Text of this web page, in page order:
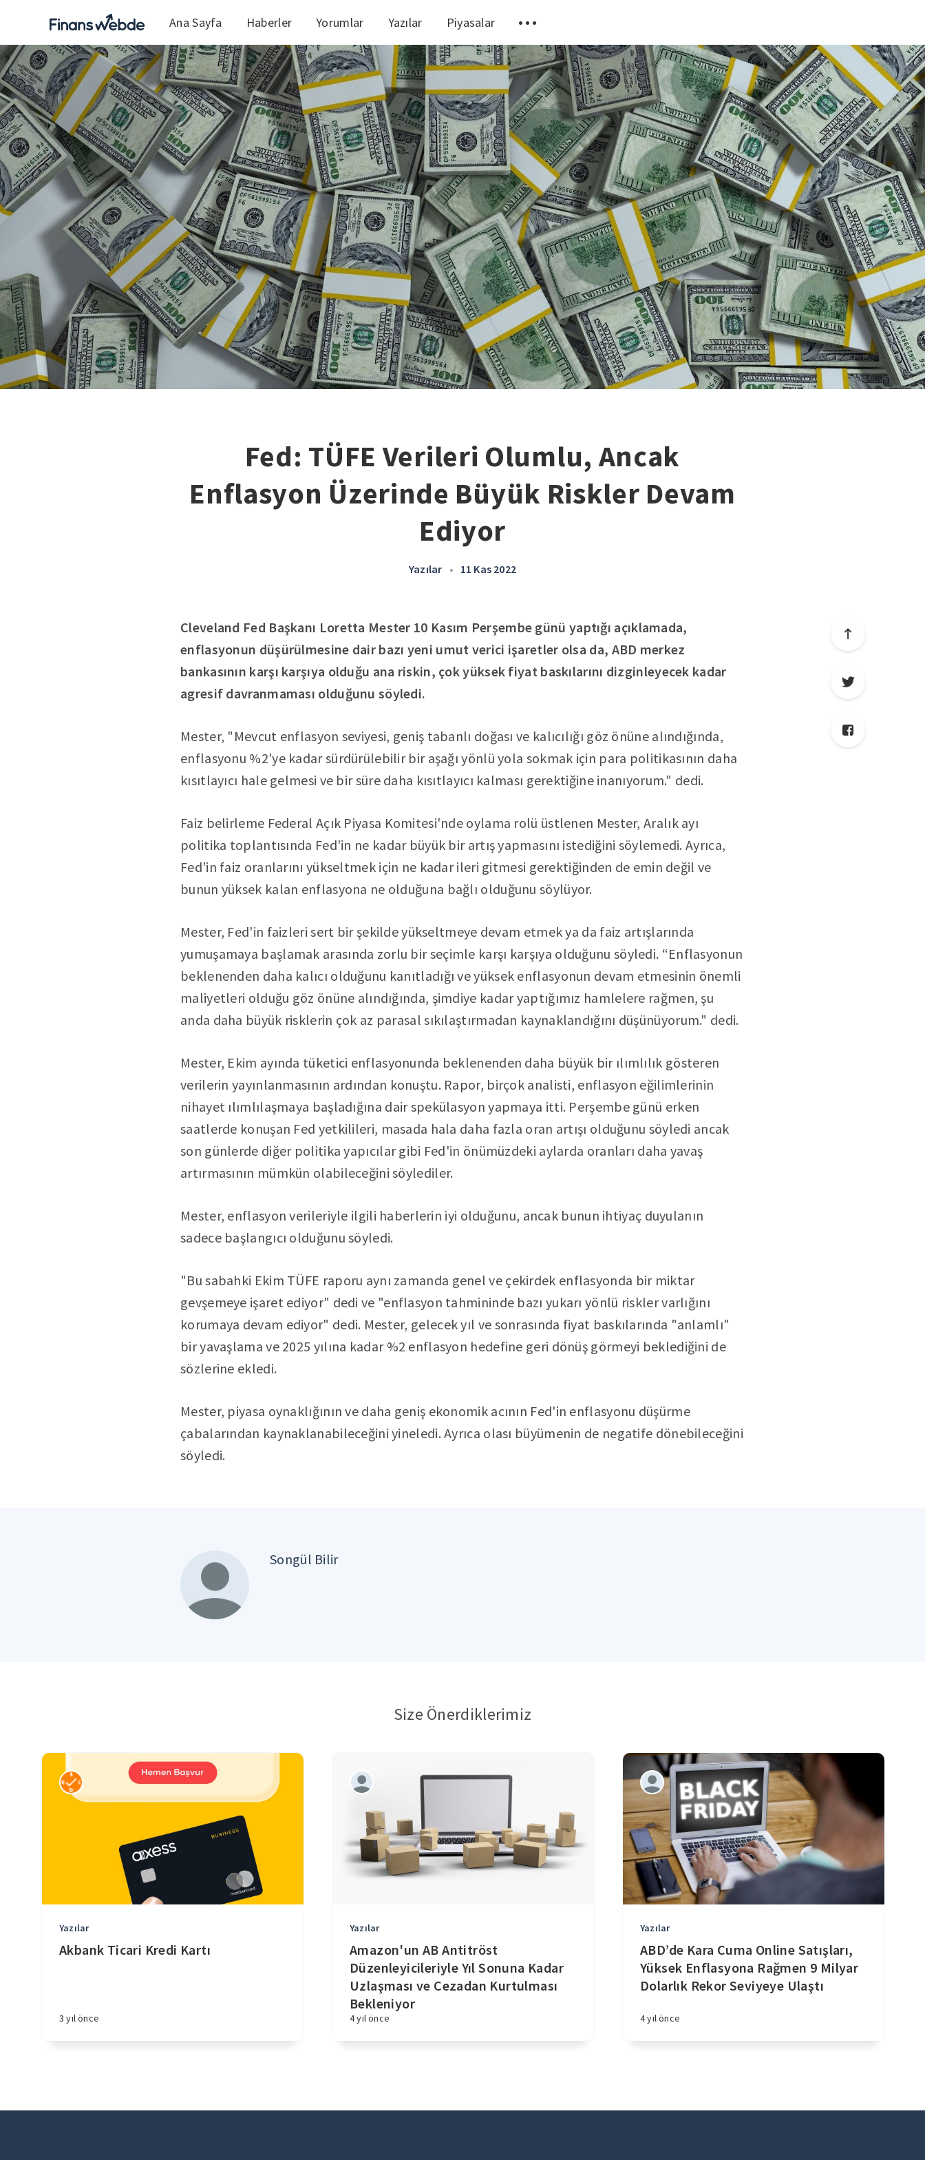
Ana Sayfa Haberler Yorumlar Yazılar Piyasalar
Fed: TÜFE Verileri Olumlu, Ancak
Enflasyon Üzerinde Büyük Riskler Devam
Ediyor
Yazılar • 11 Kas 2022
Cleveland Fed Başkanı Loretta Mester 10 Kasım Perşembe günü yaptığı açıklamada,
enflasyonun düşürülmesine dair bazı yeni umut verici işaretler olsa da, ABD merkez
bankasının karşı karşıya olduğu ana riskin, çok yüksek fiyat baskılarını dizginleyecek kadar
agresif davranmaması olduğunu söyledi.
Mester, "Mevcut enflasyon seviyesi, geniş tabanlı doğası ve kalıcılığı göz önüne alındığında,
enflasyonu %2'ye kadar sürdürülebilir bir aşağı yönlü yola sokmak için para politikasının daha
kısıtlayıcı hale gelmesi ve bir süre daha kısıtlayıcı kalması gerektiğine inanıyorum." dedi.
Faiz belirleme Federal Açık Piyasa Komitesi'nde oylama rolü üstlenen Mester, Aralık ayı
politika toplantısında Fed'in ne kadar büyük bir artış yapmasını istediğini söylemedi. Ayrıca,
Fed'in faiz oranlarını yükseltmek için ne kadar ileri gitmesi gerektiğinden de emin değil ve
bunun yüksek kalan enflasyona ne olduğuna bağlı olduğunu söylüyor.
Mester, Fed'in faizleri sert bir şekilde yükseltmeye devam etmek ya da faiz artışlarında
yumuşamaya başlamak arasında zorlu bir seçimle karşı karşıya olduğunu söyledi. “Enflasyonun
beklenenden daha kalıcı olduğunu kanıtladığı ve yüksek enflasyonun devam etmesinin önemli
maliyetleri olduğu göz önüne alındığında, şimdiye kadar yaptığımız hamlelere rağmen, şu
anda daha büyük risklerin çok az parasal sıkılaştırmadan kaynaklandığını düşünüyorum." dedi.
Mester, Ekim ayında tüketici enflasyonunda beklenenden daha büyük bir ılımlılık gösteren
verilerin yayınlanmasının ardından konuştu. Rapor, birçok analisti, enflasyon eğilimlerinin
nihayet ılımlılaşmaya başladığına dair spekülasyon yapmaya itti. Perşembe günü erken
saatlerde konuşan Fed yetkilileri, masada hala daha fazla oran artışı olduğunu söyledi ancak
son günlerde diğer politika yapıcılar gibi Fed'in önümüzdeki aylarda oranları daha yavaş
artırmasının mümkün olabileceğini söylediler.
Mester, enflasyon verileriyle ilgili haberlerin iyi olduğunu, ancak bunun ihtiyaç duyulanın
sadece başlangıcı olduğunu söyledi.
"Bu sabahki Ekim TÜFE raporu aynı zamanda genel ve çekirdek enflasyonda bir miktar
gevşemeye işaret ediyor" dedi ve "enflasyon tahmininde bazı yukarı yönlü riskler varlığını
korumaya devam ediyor" dedi. Mester, gelecek yıl ve sonrasında fiyat baskılarında "anlamlı"
bir yavaşlama ve 2025 yılına kadar %2 enflasyon hedefine geri dönüş görmeyi beklediğini de
sözlerine ekledi.
Mester, piyasa oynaklığının ve daha geniş ekonomik acının Fed'in enflasyonu düşürme
çabalarından kaynaklanabileceğini yineledi. Ayrıca olası büyümenin de negatife dönebileceğini
söyledi.
Songül Bilir
Size Önerdiklerimiz
Yazılar
Akbank Ticari Kredi Kartı
3 yıl önce
Yazılar
Amazon'un AB Antitröst
Düzenleyicileriyle Yıl Sonuna Kadar
Uzlaşması ve Cezadan Kurtulması
Bekleniyor
4 yıl önce
Yazılar
ABD’de Kara Cuma Online Satışları,
Yüksek Enflasyona Rağmen 9 Milyar
Dolarlık Rekor Seviyeye Ulaştı
4 yıl önce